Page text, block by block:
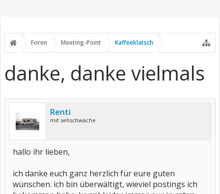
Foren Meeting-Point Kaffeeklatsch
danke, danke vielmals
Renti
mit sehschwäche
hallo ihr lieben,
ich danke euch ganz herzlich für eure guten
wünschen. ich bin überwältigt, wieviel postings ich